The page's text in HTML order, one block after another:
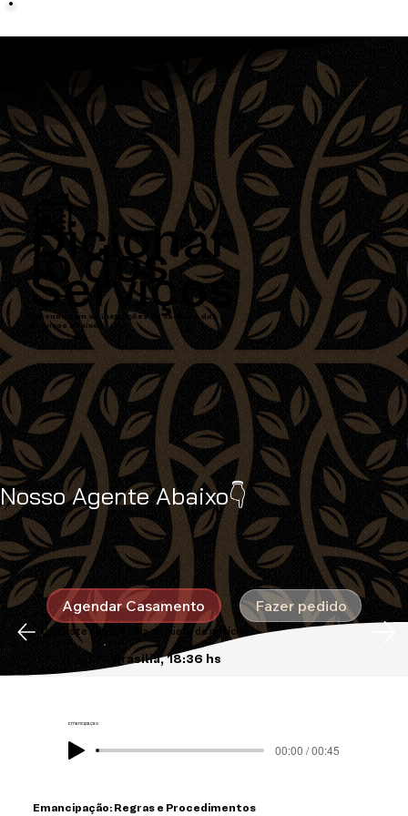
Nosso Agente Abaixo👇
📰
Dicionár
io dos
Serviços
Aprenda com as instruções de cada um dos
serviços abaixo
Use este espaço para sua lista de notícias
Agendar Casamento Fazer pedido
Brasília, 18:36 hs
Emancipação: Regras e Procedimentos
Emancipação
00:00 / 00:45